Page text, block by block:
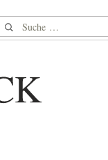
Suche nach: